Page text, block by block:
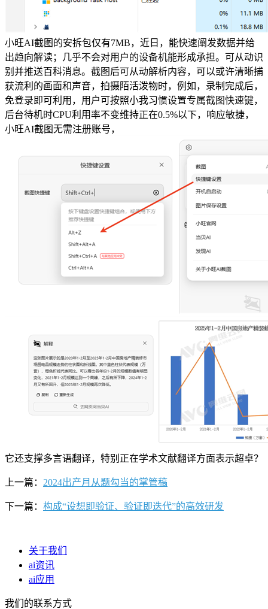
小旺AI截图的安拆包仅有7MB，近日，能快速阐发数据并给
出趋向解读；几乎不会对用户的设备机能形成承担。可从动识
别并推送百科消息。截图后可从动解析内容，可以或许清晰捕
获流利的画面和声音，拍摄陌活泼物时，例如，录制完成后，
免登录即可利用，用户可按照小我习惯设置专属截图快速键，
后台待机时CPU利用率不变维持正在0.5%以下，响应敏捷，
小旺AI截图无需注册账号，
它还支撑多言语翻译，特别正在学术文献翻译方面表示超卓？
上一篇： 2024出产月从题勾当的掌管稿
下一篇： 构成“设想即验证、验证即迭代”的高效研发
关于我们
ai资讯
ai应用
我们的联系方式